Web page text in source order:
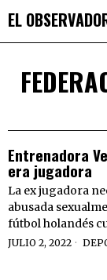
EL
Entrenadora
era jugadora
La ex jugadora
abusada
fútbol holandés
JULIO 2, 2022